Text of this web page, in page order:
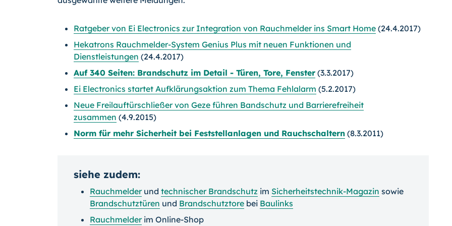
Ratgeber von Ei Electronics zur Integration von Rauchmelder ins Smart Home (24.4.2017)
Hekatrons Rauchmelder-System Genius Plus mit neuen Funktionen und
Dienstleistungen (24.4.2017)
Auf 340 Seiten: Brandschutz im Detail - Türen, Tore, Fenster (3.3.2017)
Ei Electronics startet Aufklärungsaktion zum Thema Fehlalarm (5.2.2017)
Neue Freilauftürschließer von Geze führen Bandschutz und Barrierefreiheit
zusammen (4.9.2015)
Norm für mehr Sicherheit bei Feststellanlagen und Rauchschaltern (8.3.2011)
siehe zudem:
Rauchmelderund technischer Brandschutz im Sicherheitstechnik-Magazin sowie
Brandschutztüren und Brandschutztore bei Baulinks
Rauchmelderim Online-Shop